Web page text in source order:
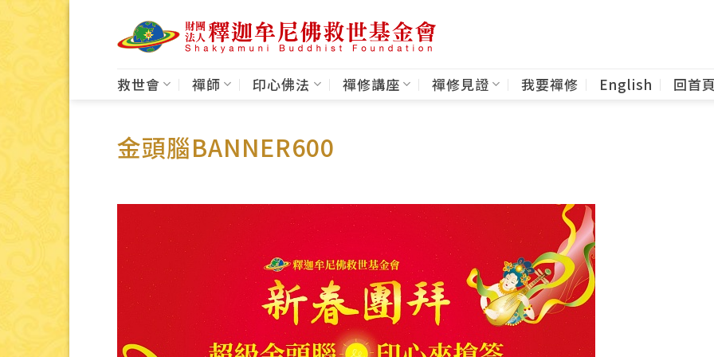
救世會 禪師 印心佛法 禪修講座 禪修見證 我要禪修 English 回首
金頭腦BANNER600